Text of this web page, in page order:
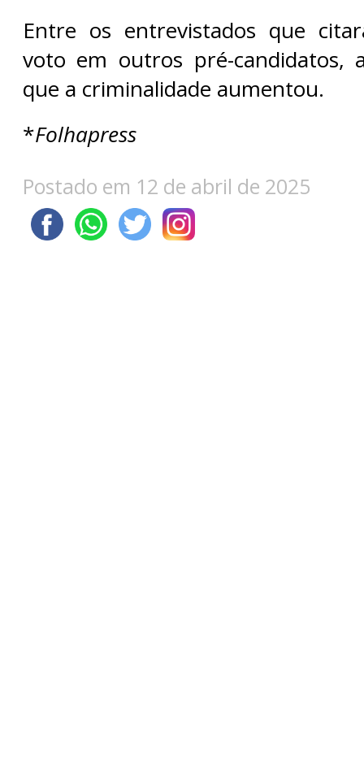
Entre os entrevistados que
voto em outros pré-candidatos,
que a criminalidade aumentou.
*Folhapress
Postado em 12 de abril de 2025